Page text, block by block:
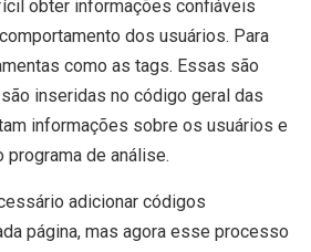
obter informações confiáveis
dos usuários. Para
como as tags. Essas são
inseridas no código geral das
informações sobre os usuários e
programa de análise.
adicionar códigos
página, mas agora esse processo